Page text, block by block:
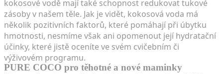
kokosové vodě mají také schopnost redukovat tukové
zásoby v našem těle. Jak je vidět, kokosová voda má
několik pozitivních faktorů, které pomáhají při úbytku
hmotnosti, nesmíme však ani opomenout její hydratační
účinky, které jistě oceníte ve svém cvičebním či
výživovém programu.
PURE COCO pro těhotné a nové maminky